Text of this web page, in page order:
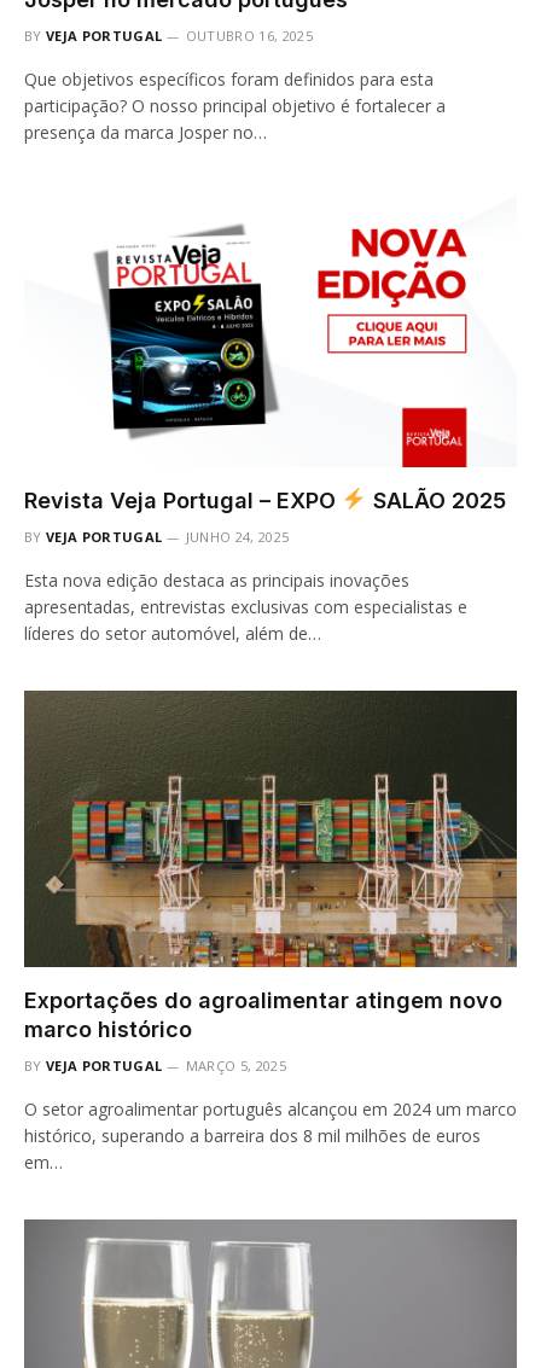
BY VEJA PORTUGAL OUTUBRO 16, 2025
Que objetivos específicos foram definidos para esta
participação? O nosso principal objetivo é fortalecer a
presença da marca Josper no…
Revista Veja Portugal – EXPO SALÃO 2025
BY VEJA PORTUGAL JUNHO 24, 2025
Esta nova edição destaca as principais inovações
apresentadas, entrevistas exclusivas com especialistas e
líderes do setor automóvel, além de…
Exportações do agroalimentar atingem novo
marco histórico
BY VEJA PORTUGAL MARÇO 5, 2025
O setor agroalimentar português alcançou em 2024 um marco
histórico, superando a barreira dos 8 mil milhões de euros
em…